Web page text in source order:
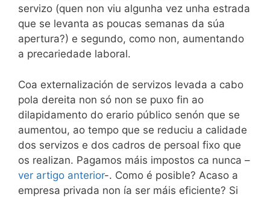
servizo (quen non viu algunha vez unha estrada
que se levanta as poucas semanas da súa
apertura?) e segundo, como non, aumentando
a precariedade laboral.
Coa externalización de servizos levada a cabo
pola dereita non só non se puxo fin ao
dilapidamento do erario público senón que se
aumentou, ao tempo que se reduciu a calidade
dos servizos e dos cadros de persoal fixo que
os realizan. Pagamos máis impostos ca nunca –
ver artigo anterior-. Como é posible? Acaso a
empresa privada non ía ser máis eficiente? Si